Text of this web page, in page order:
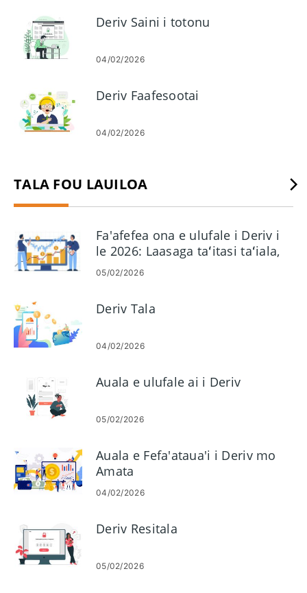
Deriv Saini i totonu
04/02/2026
Deriv Faafesootai
04/02/2026
TALA FOU LAUILOA
Fa'afefea ona e ulufale i Deriv i
le 2026: Laasaga taʻitasi taʻiala,
Faʻamatalaga masani faʻaoga ma
fofo
05/02/2026
Deriv Tala
04/02/2026
Auala e ulufale ai i Deriv
05/02/2026
Auala e Fefa'ataua'i i Deriv mo
Amata
04/02/2026
Deriv Resitala
05/02/2026